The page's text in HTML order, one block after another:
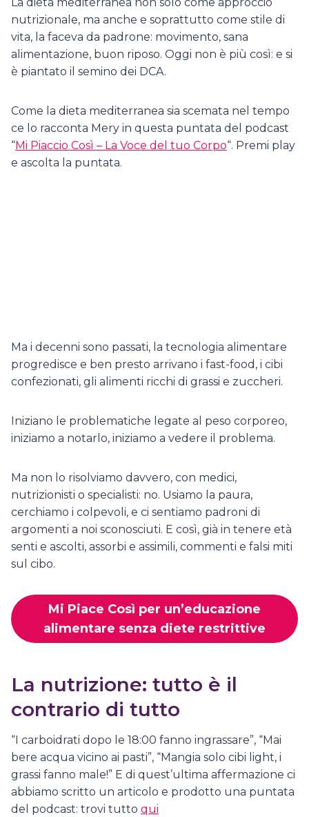
nutrizionale, ma anche e soprattutto come stile di
vita, la faceva da padrone: movimento, sana
alimentazione, buon riposo. Oggi non è più così: e si
è piantato il semino dei DCA.
Come la dieta mediterranea sia scemata nel tempo
ce lo racconta Mery in questa puntata del podcast
“Mi Piaccio Così – La Voce del tuo Corpo“. Premi play
e ascolta la puntata.
Ma i decenni sono passati, la tecnologia alimentare
progredisce e ben presto arrivano i fast-food, i cibi
confezionati, gli alimenti ricchi di grassi e zuccheri.
Iniziano le problematiche legate al peso corporeo,
iniziamo a notarlo, iniziamo a vedere il problema.
Ma non lo risolviamo davvero, con medici,
nutrizionisti o specialisti: no. Usiamo la paura,
cerchiamo i colpevoli, e ci sentiamo padroni di
argomenti a noi sconosciuti. E così, già in tenere età
senti e ascolti, assorbi e assimili, commenti e falsi miti
sul cibo.
Mi Piace Così per un’educazione
alimentare senza diete restrittive
La nutrizione: tutto è il
contrario di tutto
“I carboidrati dopo le 18:00 fanno ingrassare”, “Mai
bere acqua vicino ai pasti”, “Mangia solo cibi light, i
grassi fanno male!” E di quest’ultima affermazione ci
abbiamo scritto un articolo e prodotto una puntata
del podcast: trovi tutto qui